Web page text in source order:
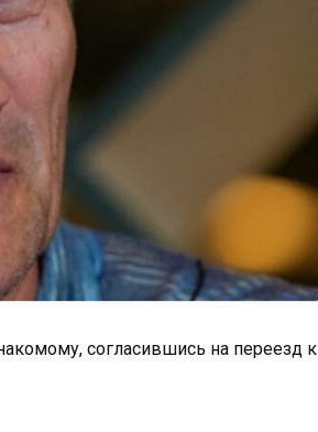
согласившись на переезд к